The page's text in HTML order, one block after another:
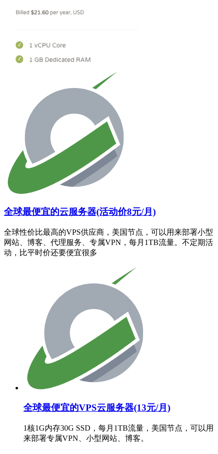
全球最便宜的云服务器(活动价8元/月)
全球性价比最高的VPS供应商，美国节点，可以用来部署小型
网站、博客、代理服务、专属VPN，每月1TB流量。不定期活
动，比平时价还要便宜很多
全球最便宜的VPS云服务器(13元/月)
1核1G内存30G SSD，每月1TB流量，美国节点，可以用
来部署专属VPN、小型网站、博客。